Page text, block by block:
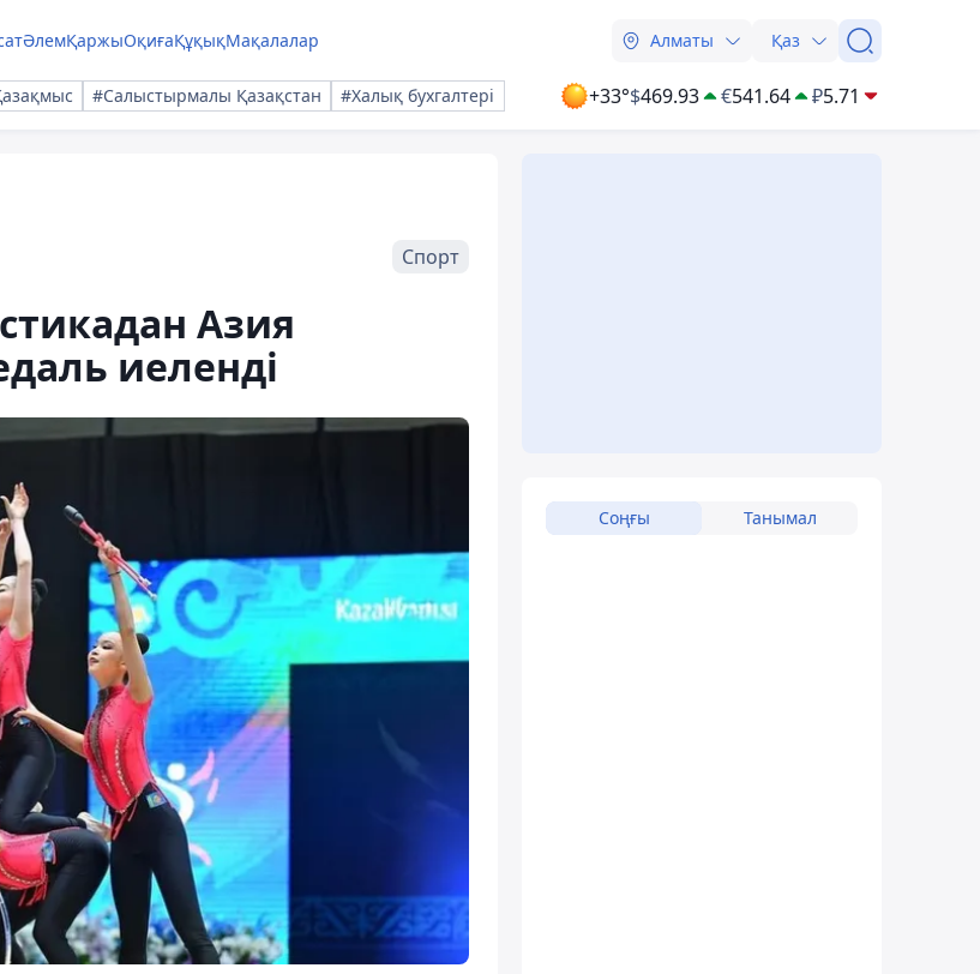
ӘлемҚаржыОқиғаҚұқықМақалалар Алматы Қаз
#Салыстырмалы Қазақстан #Халық бухгалтері +33°$469.93 €541.64 ₽5.71
Спорт
Азия
иеленді
Соңғы Танымал